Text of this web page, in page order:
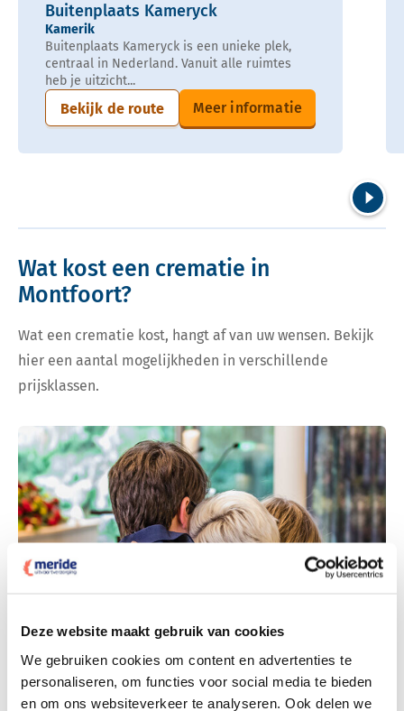
Deze website maakt gebruik van cookies
We gebruiken cookies om content en advertenties te
personaliseren, om functies voor social media te bieden
en om ons websiteverkeer te analyseren. Ook delen we
Buitenplaats Kameryck
Kamerik
Buitenplaats Kameryck is een unieke plek,
centraal in Nederland. Vanuit alle ruimtes
heb je uitzicht...
Bekijk de route Meer informatie
Wat kost een crematie in
Montfoort?
Wat een crematie kost, hangt af van uw wensen. Bekijk
hier een aantal mogelijkheden in verschillende
prijsklassen.
Dit kost een crematie
Bekijk tarieven voor crematie
Bekijk tarieven voor begrafenis